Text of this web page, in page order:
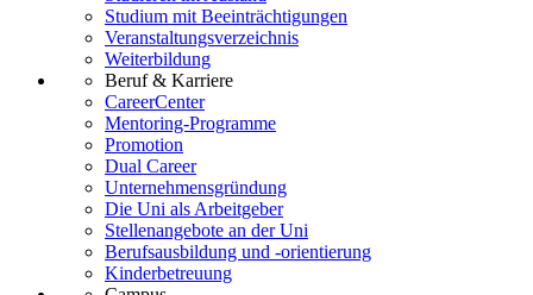
Studium mit Beeinträchtigungen
Veranstaltungsverzeichnis
Weiterbildung
Beruf & Karriere
CareerCenter
Mentoring-Programme
Promotion
Dual Career
Unternehmensgründung
Die Uni als Arbeitgeber
Stellenangebote an der Uni
Berufsausbildung und -orientierung
Kinderbetreuung